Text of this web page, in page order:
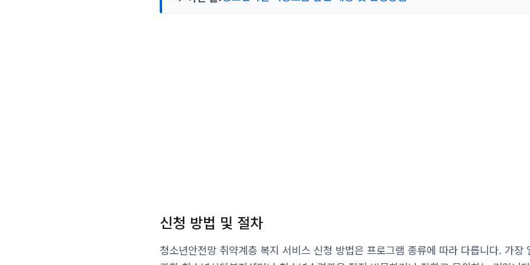
신청 방법 및 절차
청소년안전망 취약계층 복지 서비스 신청 방법은 프로그램 종류에 따라 다릅니다. 가장